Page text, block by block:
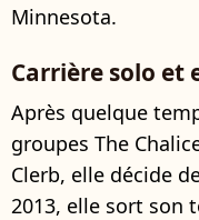
Minnesota.
Carrière solo et
Après quelque
groupes The
Clerb, elle décide
2013, elle sort son